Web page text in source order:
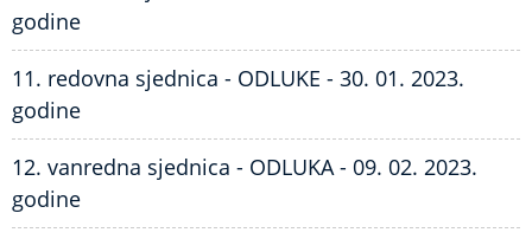
godine
11. redovna sjednica - ODLUKE - 30. 01. 2023.
godine
12. vanredna sjednica - ODLUKA - 09. 02. 2023.
godine